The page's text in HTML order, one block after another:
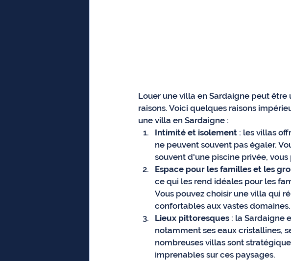
Louer une villa en Sardaigne peut
raisons. Voici quelques raisons
une villa en Sardaigne :
Intimité et isolement : les villas
ne peuvent souvent pas égaler.
souvent d'une piscine privée,
Espace pour les familles et les
ce qui les rend idéales pour les
Vous pouvez choisir une villa qui
confortables aux vastes domaines.
Lieux pittoresques : la Sardaigne
notamment ses eaux cristallines,
nombreuses villas sont
imprenables sur ces paysages.